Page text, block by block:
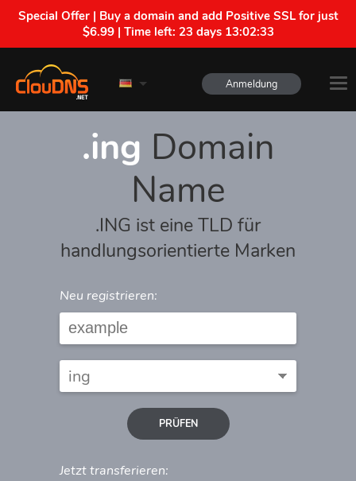
Special Offer | Buy a domain and add Positive SSL for just
$6.99 | Time left: 23 days 13:02:32
Anmeldung
.ing Domain
Name
.ING ist eine TLD für
handlungsorientierte Marken
Neu registrieren:
PRÜFEN
Jetzt transferieren: